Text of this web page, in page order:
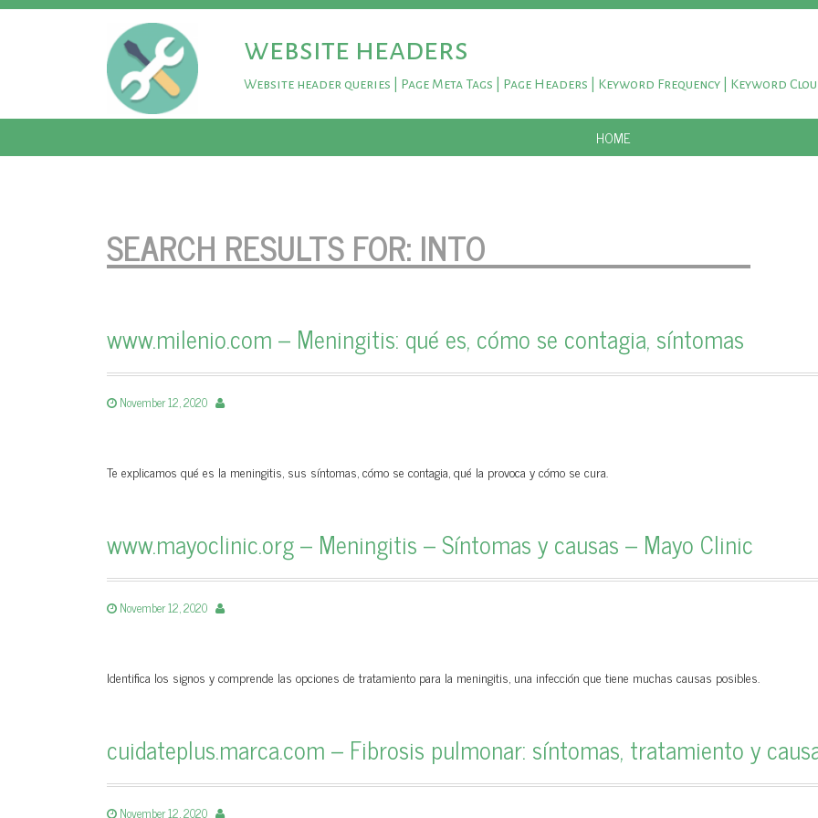
website headers
Website header queries | Page Meta Tags | Page Headers | Keyword Frequency | Keyword
SKIP TO CONTENT
HOME
SEARCH RESULTS FOR: INTO
www.milenio.com – Meningitis: qué es, cómo se contagia, síntomas
November 12, 2020
Te explicamos qué es la meningitis, sus síntomas, cómo se contagia, qué la provoca y cómo se cura.
www.mayoclinic.org – Meningitis – Síntomas y causas – Mayo Clinic
November 12, 2020
Identifica los signos y comprende las opciones de tratamiento para la meningitis, una infección que tiene muchas causas posibles.
cuidateplus.marca.com – Fibrosis pulmonar: síntomas, tratamiento y
November 12, 2020